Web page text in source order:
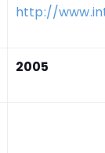
http://
2005